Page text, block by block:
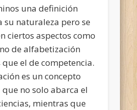
una definición
naturaleza pero se
ciertos aspectos como
de alfabetización
el de competencia.
es un concepto
no solo abarca el
mientras que